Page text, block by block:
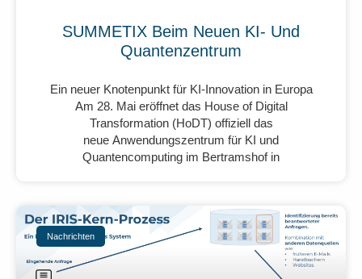
SUMMETIX Beim Neuen KI- Und
Quantenzentrum
Ein neuer Knotenpunkt für KI-Innovation in Europa
Am 28. Mai eröffnet das House of Digital
Transformation (HoDT) offiziell das
neue Anwendungszentrum für KI und
Quantencomputing im Bertramshof in
Nachrichten